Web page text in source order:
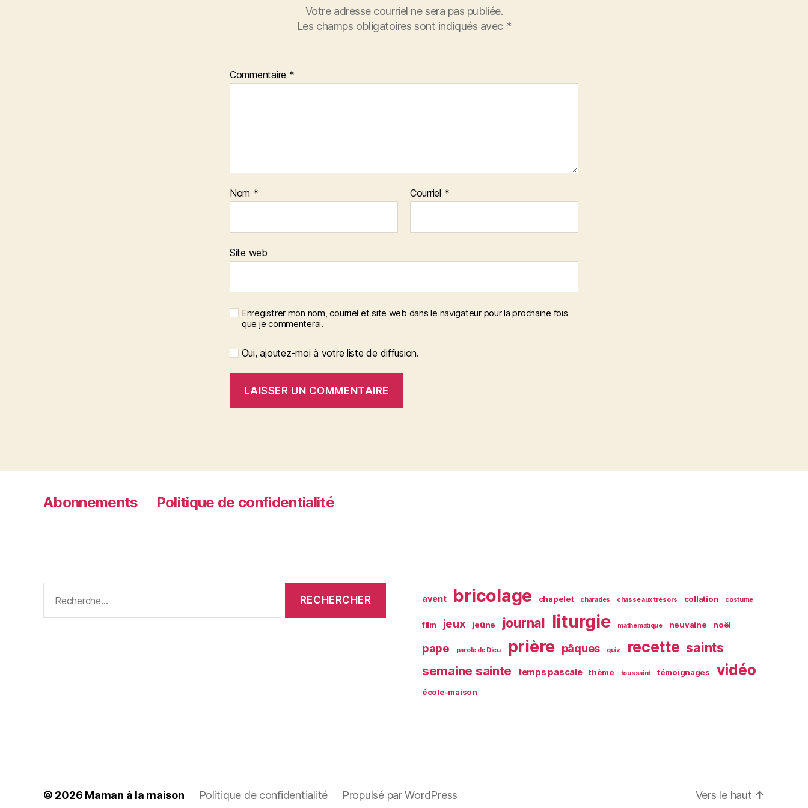
Votre adresse courriel ne sera pas publiée.
Les champs obligatoires sont indiqués avec *
Commentaire *
Nom * Courriel *
Site web
Enregistrer mon nom, courriel et site web dans le navigateur pour la prochaine fois
que je commenterai.
Oui, ajoutez-moi à votre liste de diffusion.
Abonnements Politique de confidentialité
avent bricolage chapelet charades chasse aux trésors collation costume
film jeux jeûne journal liturgie mathématique neuvaine noël
pape parole de Dieu prière pâques quiz recette saints
semaine sainte temps pascale thème toussaint témoignages vidéo
école-maison
© 2026 Maman à la maison Politique de confidentialité Propulsé par WordPress Vers le haut ↑